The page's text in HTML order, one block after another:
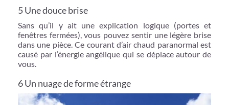
5 Une douce brise
Sans qu’il y ait une explication logique (portes et
fenêtres fermées), vous pouvez sentir une légère brise
dans une pièce. Ce courant d’air chaud paranormal est
causé par l’énergie angélique qui se déplace autour de
vous.
6 Un nuage de forme étrange